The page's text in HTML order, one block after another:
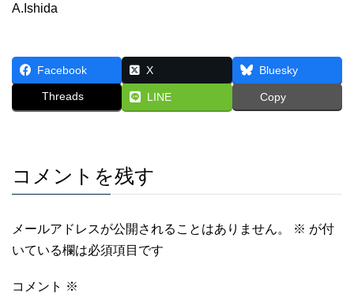
A.Ishida
Facebook X Bluesky
Threads LINE Copy
コメントを残す
メールアドレスが公開されることはありません。 ※ が付
いている欄は必須項目です
コメント ※